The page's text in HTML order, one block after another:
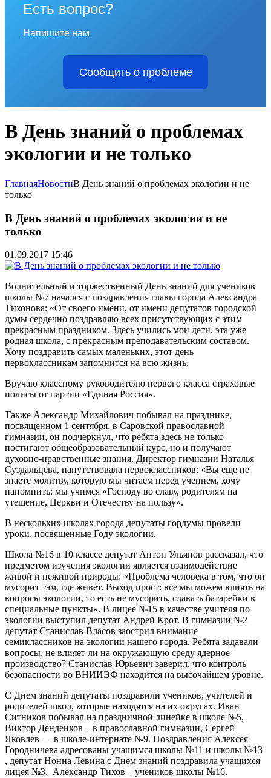
Есть вопрос?
Напишите нам
Сообщить о проблеме
В День знаний о проблемах
экологии и не только
ГлавнаяНовостиВ День знаний о проблемах экологии и не
только
В День знаний о проблемах экологии и не
только
01.09.2017 15:46
Волнительный и торжественный День знаний для учеников
школы №7 начался с поздравления главы города Александра
Тихонова: «От своего имени, от имени депутатов городской
думы сердечно поздравляю всех присутствующих с этим
прекрасным праздником. Здесь учились мои дети, эта уже
родная школа, с прекрасным преподавательским составом.
Хочу поздравить самых маленьких, этот день
первоклассникам запомнится на всю жизнь.
Вручаю классному руководителю первого класса страховые
полисы от партии «Единая Россия».
Также Александр Михайлович побывал на празднике,
посвященном 1 сентября, в Саровской православной
гимназии, он подчеркнул, что ребята здесь не только
постигают общеобразовательный курс, но и получают
духовно-нравственные знания. Директор гимназии Наталья
Суздальцева, напутствовала первоклассников: «Вы еще не
знаете молитву, которую мы читаем перед учением, хочу
напомнить: мы учимся «Господу во славу, родителям на
утешение, Церкви и Отечеству на пользу».
В нескольких школах города депутаты гордумы провели
уроки, посвященные Году экологии.
Школа №16 в 10 классе депутат Антон Ульянов рассказал, что
предметом изучения экологии является взаимодействие
живой и неживой природы: «Проблема человека в том, что он
мусорит там, где живет. Выход прост: все мы можем влиять на
вопросы экологии, то есть не мусорить, сдавать батарейки в
специальные пункты». В лицее №15 в качестве учителя по
экологии выступил депутат Андрей Крот. В гимназии №2
депутат Станислав Власов заострил внимание
семиклассников на экологии нашего города. Ребята задавали
вопросы, не влияет ли на окружающую среду ядерное
производство? Станислав Юрьевич заверил, что контроль
безопасности во ВНИИЭФ находится на высочайшем уровне.
С Днем знаний депутаты поздравили учеников, учителей и
родителей школ, которые находятся на их округах. Иван
Ситников побывал на праздничной линейке в школе №5,
Виктор Денденков – в православной гимназии, Сергей
Яковлев — в школе-интернате №9. Поздравления Алексея
Городничева адресованы учащимся школы №11 и школы №13
, депутат Нонна Левина с Днем знаний поздравила учащихся
лицея №3, Александр Тихов – учеников школы №16.